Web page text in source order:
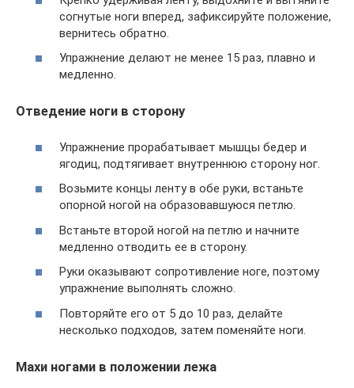
согнутые ноги вперед, зафиксируйте положение,
вернитесь обратно.
Упражнение делают не менее 15 раз, плавно и
медленно.
Отведение ноги в сторону
Упражнение прорабатывает мышцы бедер и
ягодиц, подтягивает внутреннюю сторону ног.
Возьмите концы ленту в обе руки, встаньте
опорной ногой на образовавшуюся петлю.
Встаньте второй ногой на петлю и начните
медленно отводить ее в сторону.
Руки оказывают сопротивление ноге, поэтому
упражнение выполнять сложно.
Повторяйте его от 5 до 10 раз, делайте
несколько подходов, затем поменяйте ноги.
Махи ногами в положении лежа